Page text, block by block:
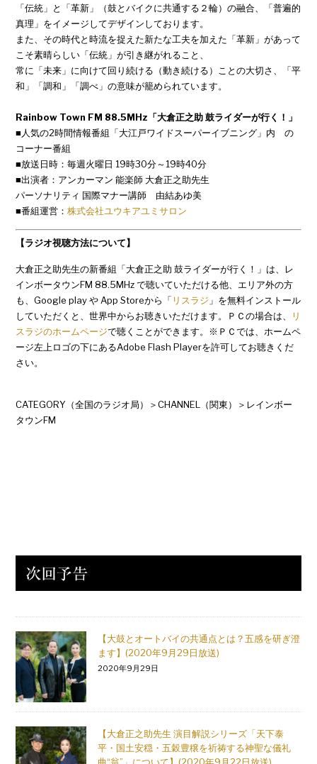
「伝統」と「革新」（鼓とバイクに共通する２輪）の融合、「普遍的
真理」をイメージしてデザインしております。
また、その時代と時流を捉えた新たな工夫を加えた「革新」があって
こそ素晴らしい「伝統」が引き継がれること、
常に「未来」に向けて回り続ける（動き続ける）ことの大切さ、「平
和」「調和」「調べ」の意味が籠められています。
Rainbow Town FM 88.5MHz「大倉正之助 鼓ライダーが行く！」
■人気の2時間情報番組「大江戸ワイドスーパーイブニング」内 の
コーナー番組
■放送日時：毎週火曜日 19時30分～19時40分
■出演者：アンカーマン 能楽師 大倉正之助先生
パーソナリティ 国際マナー講師 由結あゆ美
■番組運営：株式会社ユウキアユミサロン
【ラジオ視聴方法について】
大倉正之助先生の新番組「大倉正之助 鼓ライダーが行く！」は、レ
インボータウンFM 88.5MHz で聴いていただける他、エリア外の方
も、Google play や App Storeから「 リスラジ 」を無料インストール
していただくと、世界中からお聴きいただけます。ＰＣの場合は、
リ
スラジのホームページで聴くことができます。※ＰＣでは、ホームペ
ージ左上ロゴの下にあるAdobe Flash Playerを許可してお聴きくだ
さい。
CATEGORY（全国のラジオ局）＞CHANNEL（関東）＞レインボー
タウンFM
【大鼓とオートバイの共通点とは？五感を研ぎ澄
ます】(2020年9月29日放送)
2020年9月29日
【大倉正之助先生 演目解説シリーズ「天下泰
平・国土安穏・五穀豊穣を祈祷する神聖な儀礼